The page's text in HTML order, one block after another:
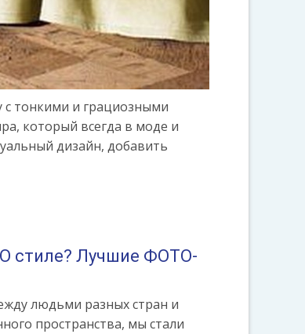
с тонкими и грациозными
который всегда в моде и
дизайн, добавить
стиле? Лучшие ФОТО-
людьми разных стран и
пространства, мы стали